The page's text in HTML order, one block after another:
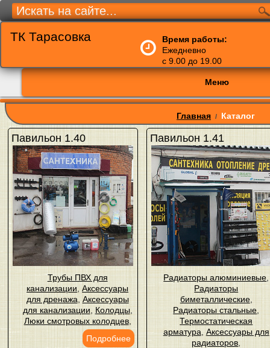
ТК Тарасовка
Время работы:
Ежедневно
с 9.00 до 19.00
Меню
Главная / Каталог
Павильон 1.40
Трубы ПВХ для
канализации ,Аксессуары
для дренажа Аксессуары
для канализации
Колодцы,
Люки смотровых колодцев,
Подробнее
Павильон 1.41
Радиаторы алюминиевые
Радиаторы
биметаллические,
Радиаторы стальные
Термостатическая
арматура Аксессуары для
радиаторов